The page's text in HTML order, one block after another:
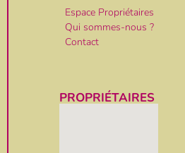
Espace Propriétaires
Qui sommes-nous ?
Contact
PROPRIÉTAIRES